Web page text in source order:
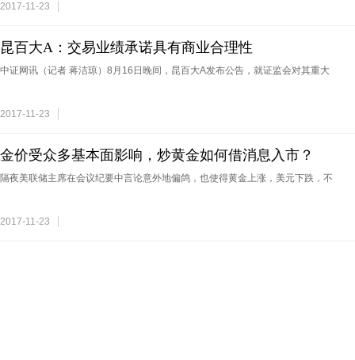
2017-11-23
昆百大A：交易业绩承诺具有商业合理性
中证网讯（记者 蒋洁琼）8月16日晚间，昆百大A发布公告，就证监会对其重大
2017-11-23
金价受众多基本面影响，炒黄金如何借消息入市？
隔夜美联储主席在会议纪要中言论意外地偏鸽，也使得黄金上涨，美元下跌，不
2017-11-23